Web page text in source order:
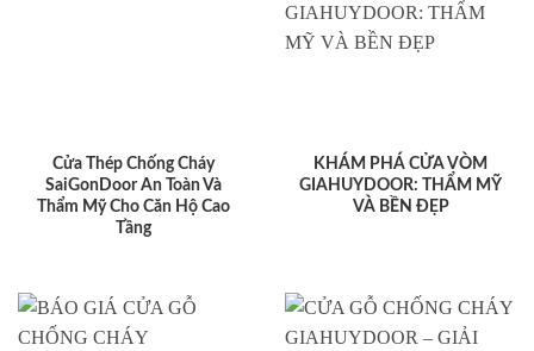
Cửa Thép Chống Cháy
SaiGonDoor An Toàn Và
Thẩm Mỹ Cho Căn Hộ Cao
Tầng
KHÁM PHÁ CỬA VÒM
GIAHUYDOOR: THẨM MỸ
VÀ BỀN ĐẸP